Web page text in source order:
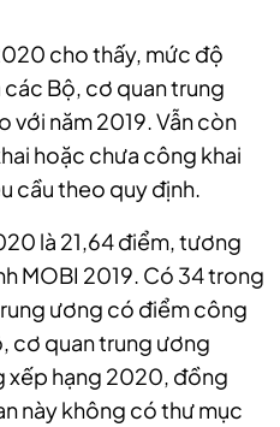
cho thấy, mức độ
Bộ, cơ quan trung
với năm 2019. Vẫn còn
hoặc chưa công khai
cầu theo quy định.
là 21,64 điểm, tương
MOBI 2019. Có 34 trong
ương có điểm công
cơ quan trung ương
xếp hạng 2020, đồng
này không có thư mục